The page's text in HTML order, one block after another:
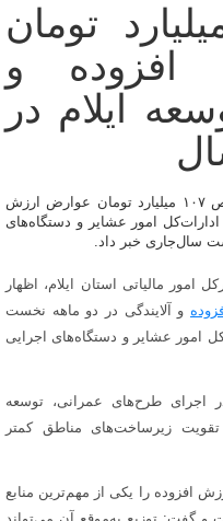
۱۰۷ میلیارد تومان
و
ایلام در
مدیرکل امور مالیاتی استان ایلام از اختصاص ۱۰۷ میلیارد تومان عوارض ارزش
ادارات‌کل امور عشایر و دستگاه‌های
سال‌جاری خبر داد.
مالیاتی استان ایلام، اظهار
و آلایندگی در دو ماهه نخست
امور عشایر و دستگاه‌های اجرایی
اجرای طرح‌های عمرانی، توسعه
زیرساخت‌های مناطق کمتر
افزوده را یکی از مهم‌ترین منابع